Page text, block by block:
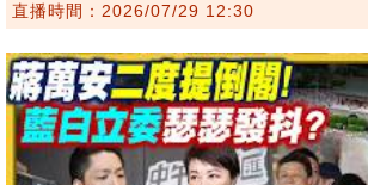
直播時間：2026/07/29 12:30